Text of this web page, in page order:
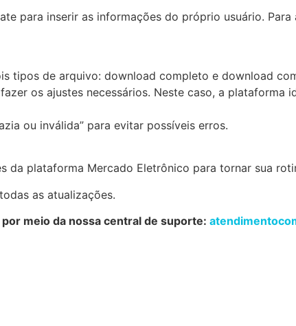
para inserir as informações do próprio usuário.
tipos de arquivo: download completo e download
os ajustes necessários. Neste caso, a
ou inválida” para evitar possíveis erros.
da plataforma Mercado Eletrônico para tornar sua
as atualizações.
meio da nossa central de suporte: